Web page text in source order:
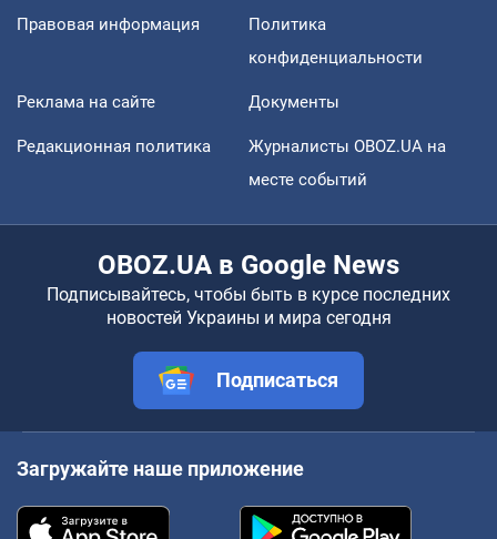
Правовая информация
Политика
конфиденциальности
Реклама на сайте Документы
Редакционная политика
Журналисты OBOZ.UA на
месте событий
OBOZ.UA в Google News
Подписывайтесь, чтобы быть в курсе последних
новостей Украины и мира сегодня
Подписаться
Загружайте наше приложение